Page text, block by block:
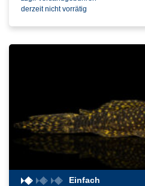
derzeit nicht vorrätig
Einfach